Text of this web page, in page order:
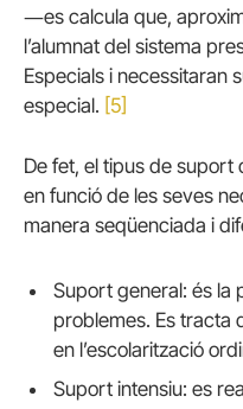
―es calcula que,
l’alumnat del sistema
Especials i necessitaran
especial. [5]
De fet, el tipus de suport
en funció de les seves
manera seqüenciada i
Suport general: és la
problemes. Es tracta
en l’escolarització
Suport intensiu: es